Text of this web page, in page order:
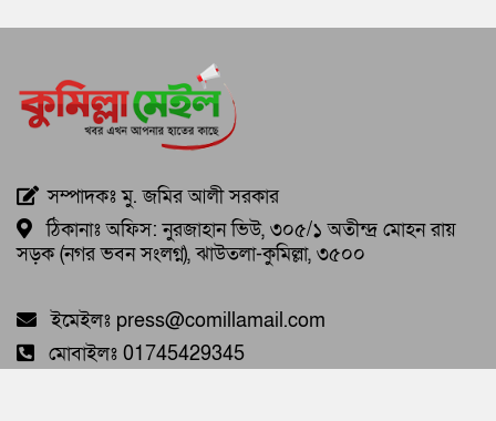
জে.আই. চৌধুরী যুব ফাউন্ডেশনের উদ্যোগে হাতের লেখা
প্রশিক্ষণ কর্মশালা
দুই মাসে ২৫টি অনুপ্রবেশের চেষ্টা প্রতিহত, কুমিল্লা সীমান্তে ৫২
'সীমান্ত এলাকায় সিসিটিভি ক্যামেরা ও ড্রোনের ব্যবহার বাড়ানো
হবে'
সম্পাদকঃ মু. জমির আলী সরকার
ঠিকানাঃ অফিস: নুরজাহান ভিউ, ৩০৫/১ অতীন্দ্র মোহন রায়
সড়ক (নগর ভবন সংলগ্ন), ঝাউতলা-কুমিল্লা, ৩৫০০
ইমেইলঃ press@comillamail.com
মোবাইলঃ 01745429345